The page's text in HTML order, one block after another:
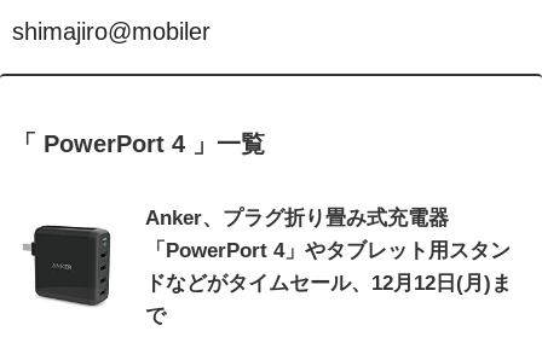
shimajiro@mobiler
「 PowerPort 4 」一覧
Anker、プラグ折り畳み式充電器
「PowerPort 4」やタブレット用スタン
ドなどがタイムセール、12月12日(月)ま
で